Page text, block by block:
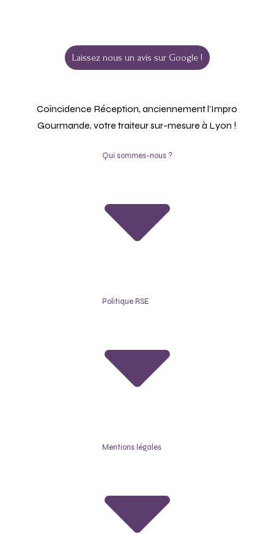
Laissez nous un avis sur Google !
Coïncidence Réception, anciennement l’Impro
Gourmande, votre traiteur sur-mesure à Lyon !
Qui sommes-nous ?
Politique RSE
Mentions légales